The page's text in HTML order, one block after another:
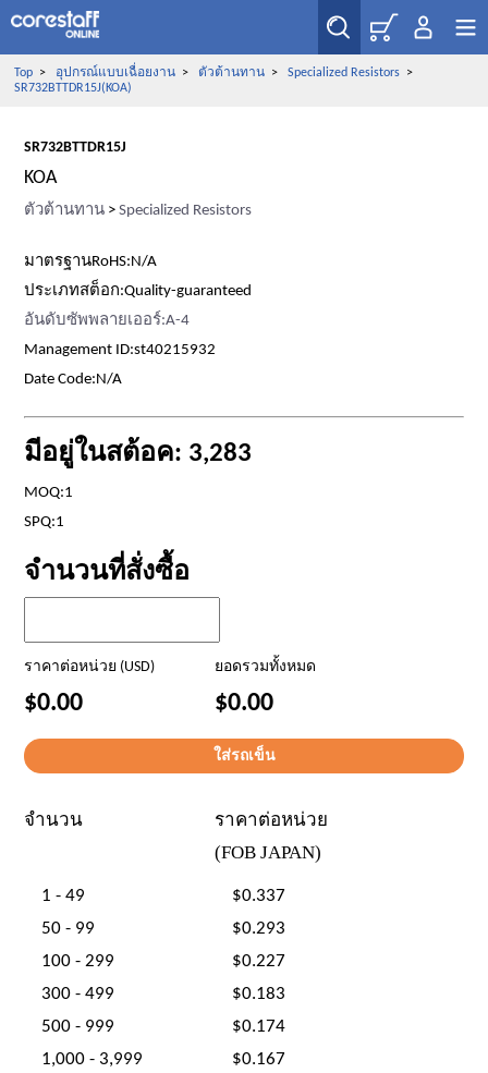
Top> อุปกรณ์แบบเฉื่อยงาน> ตัวต้านทาน> Specialized Resistors>
SR732BTTDR15J(KOA)
SR732BTTDR15J
KOA
ตัวต้านทาน >Specialized Resistors
มาตรฐานRoHS:N/A
ประเภทสต็อก:Quality-guaranteed
อันดับซัพพลายเออร์:A-4
Management ID:st40215932
Date Code:N/A
มีอยู่ในสต้อค: 3,283
MOQ:1
SPQ:1
จำนวนที่สั่งซื้อ
ราคาต่อหน่วย (USD) ยอดรวมทั้งหมด
$0.00 $0.00
จำนวน
ราคาต่อหน่วย
(FOB JAPAN)
1 - 49
$0.337
50 - 99
$0.293
100 - 299
$0.227
300 - 499
$0.183
500 - 999
$0.174
1,000 - 3,999
$0.167